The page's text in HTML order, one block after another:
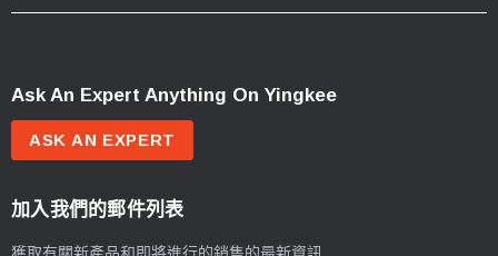
Ask An Expert Anything On Yingkee
ASK AN EXPERT
加入我們的郵件列表